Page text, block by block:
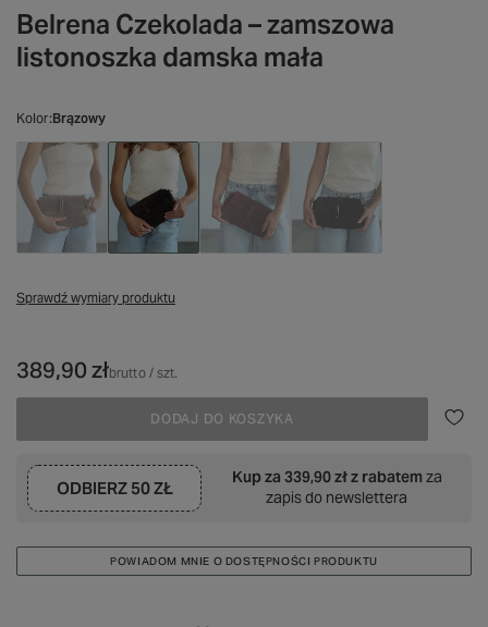
Belrena Czekolada – zamszowa
listonoszka damska mała
Kolor Brązowy
Sprawdź wymiary produktu
389,90 złbrutto/szt.
DODAJ DO KOSZYKA
ODBIERZ 50 ZŁ
Kup za 339,90 złz rabatem za
zapis do newslettera
POWIADOM MNIE O DOSTĘPNOŚCI PRODUKTU